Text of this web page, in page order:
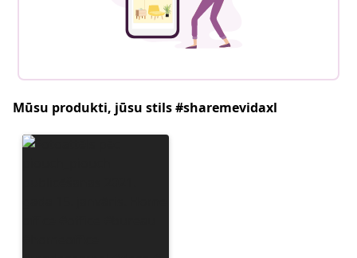
Mūsu produkti, jūsu stils #sharemevidaxl